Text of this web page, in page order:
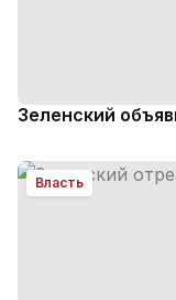
Зеленский
Власть